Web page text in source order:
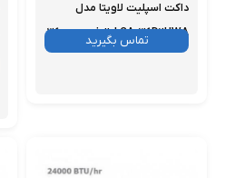
داکت اسپلیت لاویتا مدل
LCA-۳۶D۲HWA ظرفیت ۳۶۰۰۰
موجود تماس بگیرید